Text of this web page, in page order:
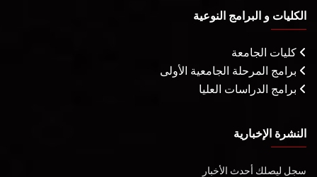
الكليات و البرامج النوعية
كليات الجامعة
برامج المرحلة الجامعية الأولى
برامج الدراسات العليا
النشرة الإخبارية
سجل ليصلك أحدث الأخبار